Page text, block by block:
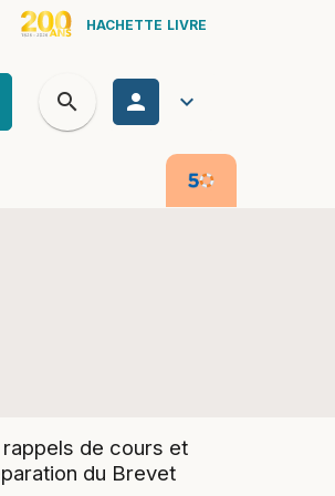
HACHETTE LIVRE
search personn keyboard_arrow_down
search
de cours et
du Brevet